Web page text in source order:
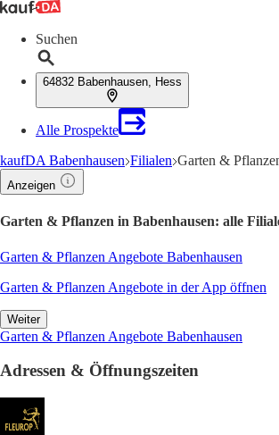
Suchen
64832 Babenhausen, Hess
Alle Prospekte
kaufDA Babenhausen Filialen Garten &
Anzeigen
Garten & Pflanzen in Babenhausen: alle
Garten & Pflanzen Angebote Babenhausen
Garten & Pflanzen Angebote in der App öffnen
Weiter
Garten & Pflanzen Angebote Babenhausen
Adressen & Öffnungszeiten